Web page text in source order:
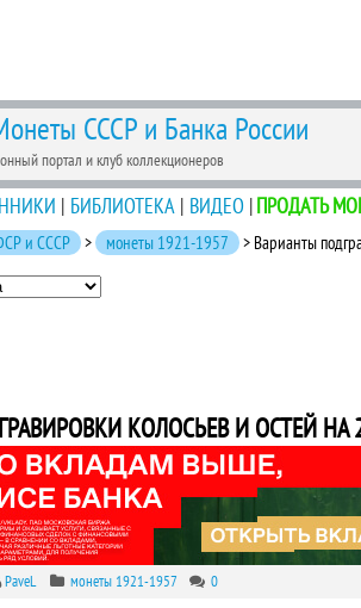
СССР и Банка России
портал и клуб коллекционеров
| БИБЛИОТЕКА | ВИДЕО |ПРОДАТЬ
и СССР > монеты 1921-1957 > Варианты
КОЛОСЬЕВ И ОСТЕЙ НА
PaveL монеты 1921-1957 0